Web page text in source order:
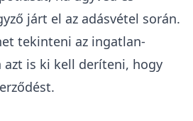
járt el az adásvétel során.
tekinteni az ingatlan-
azt is ki kell deríteni, hogy